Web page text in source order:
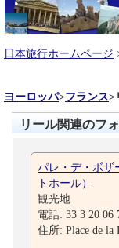
日本旅行ホームページ
ヨーロッパ>フランス>
リール関連のフ
パレ・デ・ボザ
トホール）
観光地
電話: 33 3 20 06
住所: Place de la